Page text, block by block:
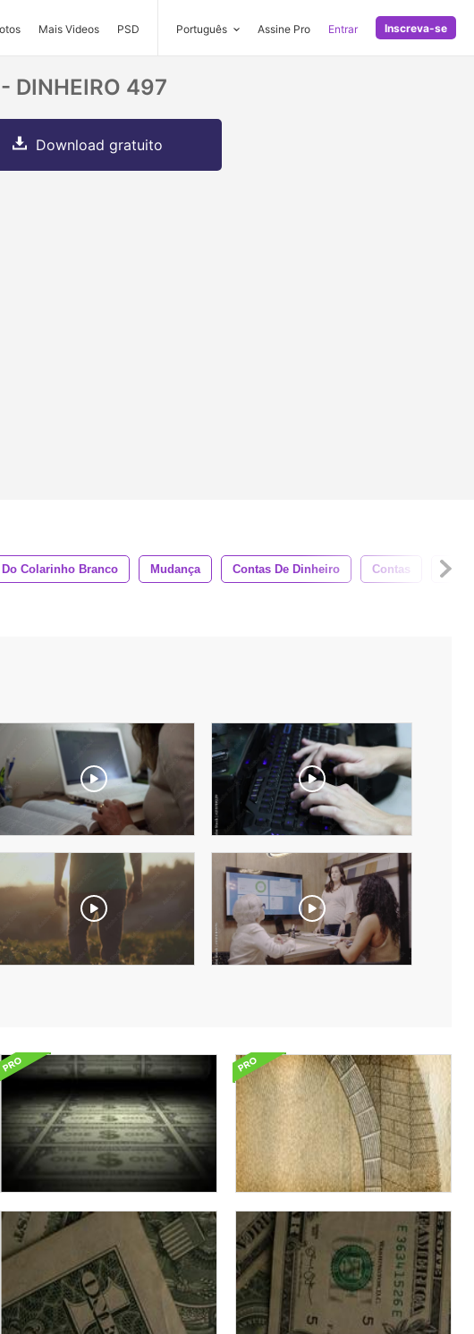
Mais Videos PSD Português Assine Pro Entrar Inscreva-se
DINHEIRO 497
Download gratuito
Colarinho Branco Mudança Contas De Dinheiro Contas